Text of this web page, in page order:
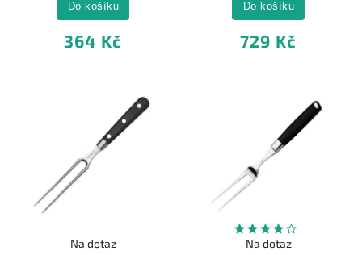
364 Kč
Do košíku
729 Kč
Do košíku
Na dotaz Na dotaz